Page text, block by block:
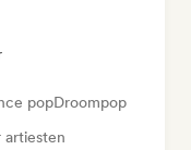
popDroompop
artiesten